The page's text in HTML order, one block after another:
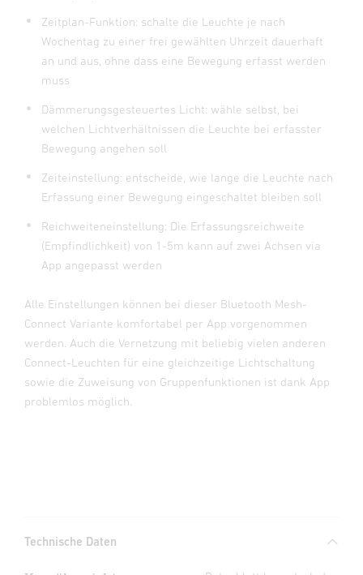
Zeitplan-Funktion: schalte die Leuchte je nach
Wochentag zu einer frei gewählten Uhrzeit dauerhaft
an und aus, ohne dass eine Bewegung erfasst werden
muss
Dämmerungsgesteuertes Licht: wähle selbst, bei
welchen Lichtverhältnissen die Leuchte bei erfasster
Bewegung angehen soll
Zeiteinstellung: entscheide, wie lange die Leuchte nach
Erfassung einer Bewegung eingeschaltet bleiben soll
Reichweiteneinstellung: Die Erfassungsreichweite
(Empfindlichkeit) von 1-5m kann auf zwei Achsen via
App angepasst werden
Alle Einstellungen können bei dieser Bluetooth Mesh-
Connect Variante komfortabel per App vorgenommen
werden. Auch die Vernetzung mit beliebig vielen anderen
Connect-Leuchten für eine gleichzeitige Lichtschaltung
sowie die Zuweisung von Gruppenfunktionen ist dank App
problemlos möglich.
Technische Daten